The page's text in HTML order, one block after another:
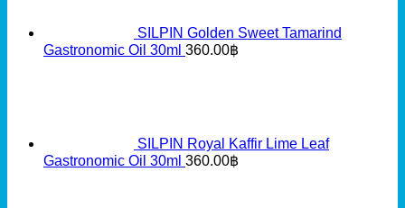
SILPIN Golden Sweet Tamarind
Gastronomic Oil 30ml 360.00฿
SILPIN Royal Kaffir Lime Leaf
Gastronomic Oil 30ml 360.00฿